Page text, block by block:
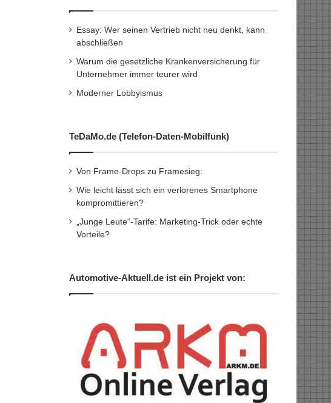
Essay: Wer seinen Vertrieb nicht neu denkt, kann
abschließen
Warum die gesetzliche Krankenversicherung für
Unternehmer immer teurer wird
Moderner Lobbyismus
TeDaMo.de (Telefon-Daten-Mobilfunk)
Von Frame-Drops zu Framesieg:
Wie leicht lässt sich ein verlorenes Smartphone
kompromittieren?
„Junge Leute“-Tarife: Marketing-Trick oder echte
Vorteile?
Automotive-Aktuell.de ist ein Projekt von: